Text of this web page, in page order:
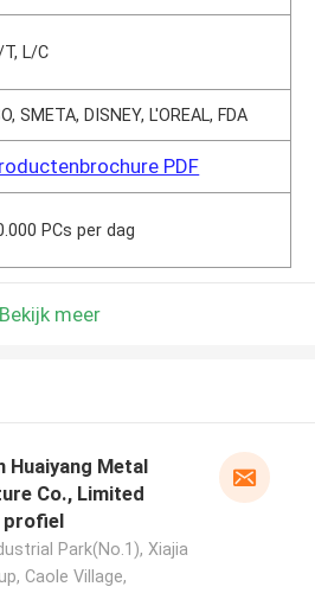
L/C
SMETA, DISNEY, L'OREAL, FDA
PDF
PCs per dag
Bekijk meer
Huaiyang Metal
Co., Limited
Park(No.1), Xiajia
Caole Village,